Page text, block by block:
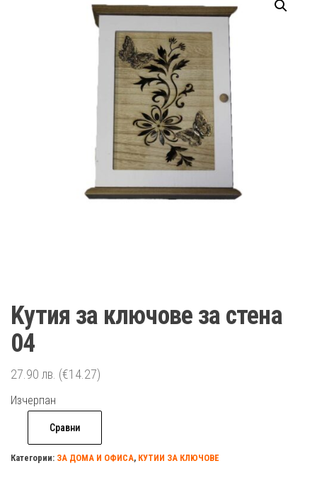
Kутия за ключове за стена
04
27.90 лв. (€14.27)
Изчерпан
Сравни
Категории: ЗА ДОМА И ОФИСА, КУТИИ ЗА КЛЮЧОВЕ